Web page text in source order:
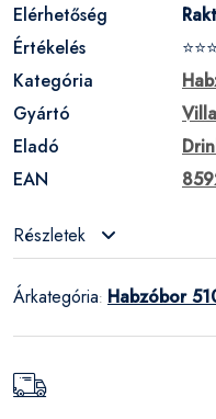
Elérhetőség
Értékelés
Kategória
Gyártó
Eladó
EAN
Részletek
Árkategória: Habzóbor